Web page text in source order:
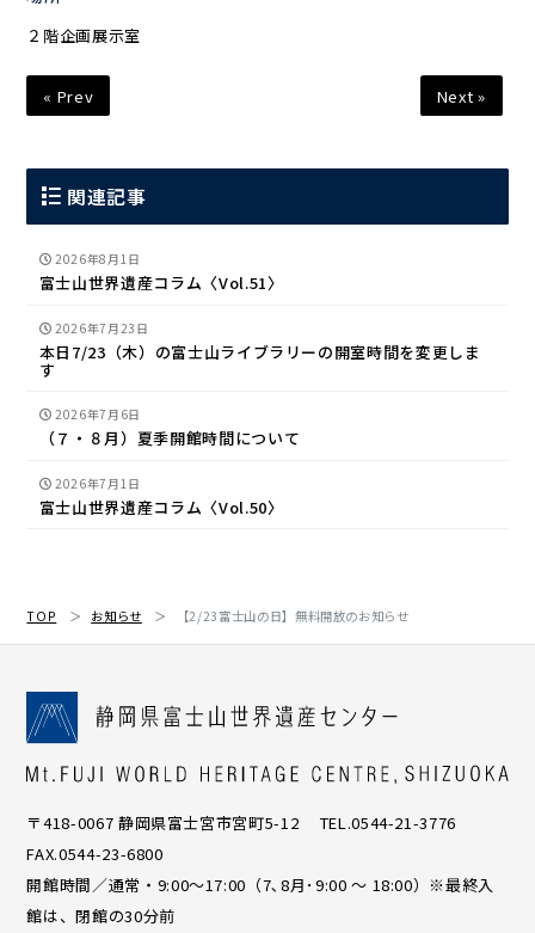
２階企画展示室
« Prev Next »
関連記事
2026年8月1日
富士山世界遺産コラム〈Vol.51〉
2026年7月23日
本日7/23（木）の富士山ライブラリーの開室時間を変更しま
す
2026年7月6日
（７・８月）夏季開館時間について
2026年7月1日
富士山世界遺産コラム〈Vol.50〉
TOP お知らせ 【2/23富士山の日】無料開放のお知らせ
〒418-0067 静岡県富士宮市宮町5-12 TEL.0544-21-3776
FAX.0544-23-6800
開館時間／通常・9:00〜17:00（7､8月･9:00 ～ 18:00）※最終入
館は、閉館の30分前